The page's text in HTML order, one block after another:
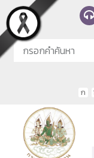
Skip to main content